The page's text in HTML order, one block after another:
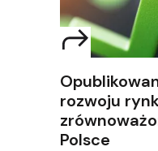
rozwoju
Polsce